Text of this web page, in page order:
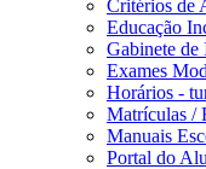
Critérios de
Educação
Gabinete
Exames
Horários -
Matrículas /
Manuais
Portal do